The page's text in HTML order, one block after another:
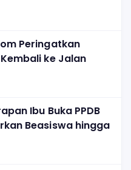
Peringatkan
ke Jalan
Ibu Buka PPDB
Beasiswa hingga